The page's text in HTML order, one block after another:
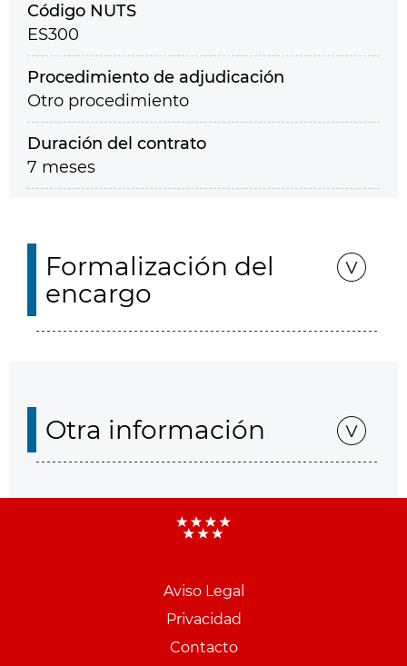
Código NUTS
ES300
Procedimiento de adjudicación
Otro procedimiento
Duración del contrato
7 meses
Formalización del
encargo
Otra información
Aviso Legal
Privacidad
Contacto